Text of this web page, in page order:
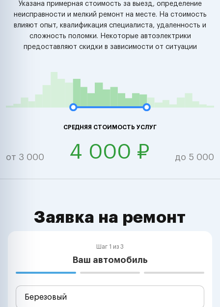
Указана примерная стоимость за выезд, определение
неисправности и мелкий ремонт на месте. На стоимость
влияют опыт, квалификация специалиста, удаленность и
сложность поломки. Некоторые автоэлектрики
предоставляют скидки в зависимости от ситуации
СРЕДНЯЯ СТОИМОСТЬ УСЛУГ
от 3 000 4 000 ₽ до 5 000
Заявка на ремонт
Шаг 1 из 3
Ваш автомобиль